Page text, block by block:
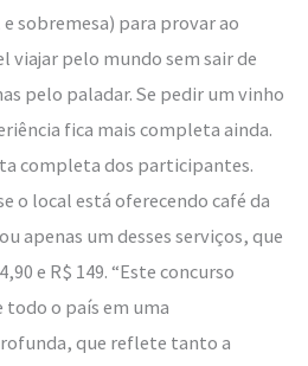
sobremesa) para provar ao
viajar pelo mundo sem sair de
pelo paladar. Se pedir um vinho
fica mais completa ainda.
completa dos participantes.
o local está oferecendo café da
apenas um desses serviços, que
e R$ 149. “Este concurso
todo o país em uma
que reflete tanto a